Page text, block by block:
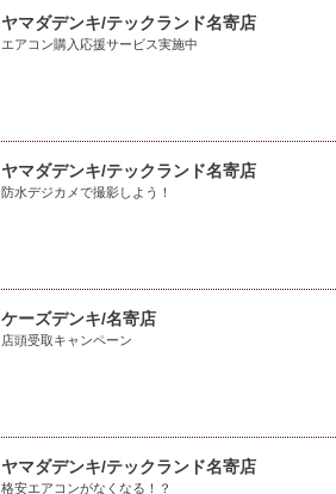
ヤマダデンキ/テックランド名寄店
エアコン購入応援サービス実施中
ヤマダデンキ/テックランド名寄店
防水デジカメで撮影しよう！
ケーズデンキ/名寄店
店頭受取キャンペーン
ヤマダデンキ/テックランド名寄店
格安エアコンがなくなる！？